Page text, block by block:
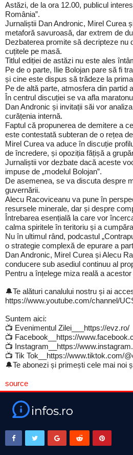
Astăzi, de la ora 12.00, publicul
România”.
Jurnaliștii Dan Andronic, Mirel Curea
metaforă savuroasă, dar extrem de
Dezbaterea promite să decripteze nu
cuțitele pe masă.
Titlul ediției de astăzi nu este ales
Pe de o parte, Ilie Bolojan pare să fi
și cine este dispus să trădeze la
Pe de altă parte, atmosfera din partid
În centrul discuției se va afla
Dan Andronic și invitații săi vor
curățenia internă.
Faptul că propunerea de demitere a
este contestată subteran de o rețea
Mirel Curea va aduce în discuție
de încredere, și opoziția fățișă a
Jurnaliștii vor dezbate dacă aceste
impuse de „modelul Bolojan”.
De asemenea, se va discuta despre
guvernării.
Alecu Racoviceanu va pune în
resursele minerale, dar și despre
Întrebarea esențială la care vor
calma spiritele în teritoriu și a
Nu în ultimul rând, podcastul
o strategie complexă de epurare a
Dan Andronic, Mirel Curea și Alecu
conducere sub asediul continuu al
Pentru a înțelege miza reală a
🔔Te alături canalului nostru și ai
https://www.youtube.com/channel/
Suntem aici:
📺 Evenimentul Zilei___https://evz.ro/
📺 Facebook__https://
📺 Instagram__https://
📺 Tik Tok__https://www.tiktok.com/
🔔Te abonezi și primești cele mai noi
source